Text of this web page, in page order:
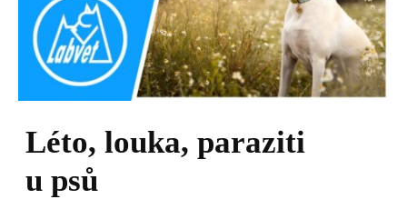
Léto, louka, paraziti
u psů